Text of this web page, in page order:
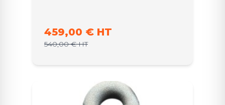
Prix promo
459,00 € HT
Prix normal
540,00 € HT